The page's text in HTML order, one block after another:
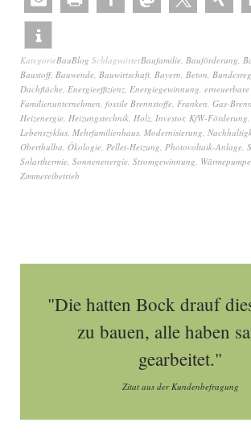
KategorieBauBlog SchlagwörterBaufamilie, Bauförderung,
Baustoff, Bauwende, Bauwirtschaft, Bayern, Beton,
Dachfläche, Energieeffizienz, Energiegewinnung,
Familienunternehmen, fossile Brennstoffe, Franken, Gas-
Heizenergie, Heizungstechnik, Holz, Investor, KfW-Förderung,
Lebenszyklus, Mehrfamilienhaus, Modernisierung,
Oberthulba, Ökologie, Pellet-Heizung, Photovoltaik-Anlage,
Solarthermie, Sonnenenergie, Stromgewinnung, Wärmepumpe
Zimmereibetrieb
"Die hatten Bock drauf
zu bauen, alle haben
gearbeitet."
Zitat aus der Kundenbefragung